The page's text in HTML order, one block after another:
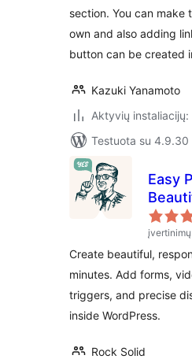
section. You can make
own and also adding
button can be created
Kazuki Yanamoto
Aktyvių instaliacijų:
Testuota su 4.9.30
Easy
for
Create beautiful,
minutes. Add forms,
triggers, and precise
inside WordPress.
Rock Solid